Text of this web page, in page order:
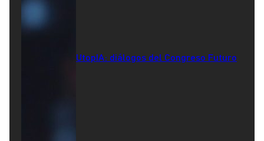
UtopIA: diálogos del Congreso Futuro